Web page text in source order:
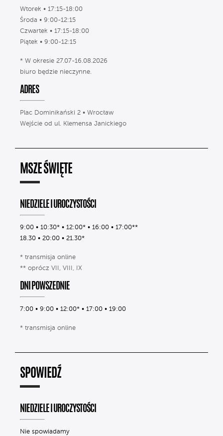
Wtorek • 17:15-18:00
Środa • 9:00-12:15
Czwartek • 17:15-18:00
Piątek • 9:00-12:15
* W okresie 27.07-16.08.2026
biuro będzie nieczynne.
ADRES
Plac Dominikański 2 • Wrocław
Wejście od ul. Klemensa Janickiego
MSZE ŚWIĘTE
NIEDZIELE I UROCZYSTOŚCI
9:00 • 10:30* • 12:00* • 16:00 • 17:00**
18.30 • 20:00 • 21.30*
* transmisja online
** oprócz VII, VIII, IX
DNI POWSZEDNIE
7:00 • 9:00 • 12:00* • 17:00 • 19:00
* transmisja online
SPOWIEDŹ
NIEDZIELE I UROCZYSTOŚCI
Nie spowiadamy